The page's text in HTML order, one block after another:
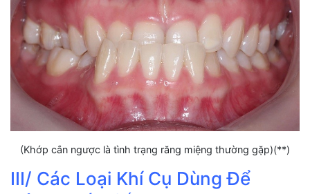
(Khớp cắn ngược là tình trạng răng miệng thường gặp)(**)
III/ Các Loại Khí Cụ Dùng Để